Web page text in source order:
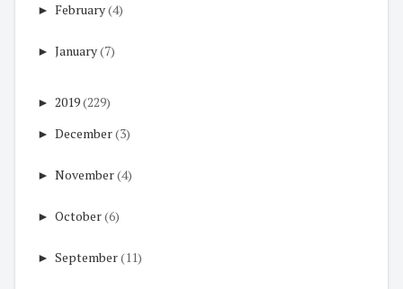
► February(4)
► January(7)
► 2019(229)
► December(3)
► November(4)
► October(6)
► September(11)